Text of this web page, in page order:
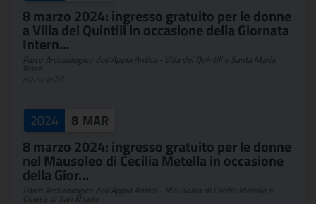
8 marzo 2024: ingresso gratuito per le donne
a Villa dei Quintili in occasione della Giornata
Intern...
2024 8 MAR
8 marzo 2024: ingresso gratuito per le donne
nel Mausoleo di Cecilia Metella in occasione
della Gior...